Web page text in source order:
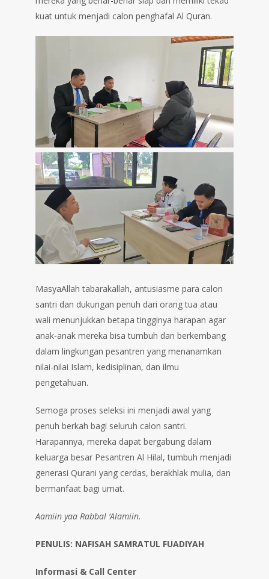
kuat untuk menjadi calon penghafal Al Quran.
MasyaAllah tabarakallah, antusiasme para calon
santri dan dukungan penuh dari orang tua atau
wali menunjukkan betapa tingginya harapan agar
anak-anak mereka bisa tumbuh dan berkembang
dalam lingkungan pesantren yang menanamkan
nilai-nilai Islam, kedisiplinan, dan ilmu
pengetahuan.
Semoga proses seleksi ini menjadi awal yang
penuh berkah bagi seluruh calon santri.
Harapannya, mereka dapat bergabung dalam
keluarga besar Pesantren Al Hilal, tumbuh menjadi
generasi Qurani yang cerdas, berakhlak mulia, dan
bermanfaat bagi umat.
Aamiin yaa Rabbal ‘Alamiin.
PENULIS: NAFISAH SAMRATUL FUADIYAH
Informasi & Call Center